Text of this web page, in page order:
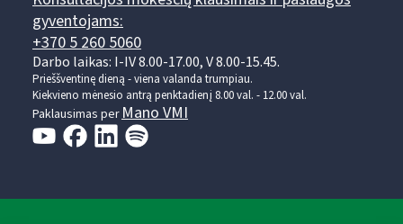
gyventojams:
+370 5 260 5060
Darbo laikas: I-IV 8.00-17.00, V 8.00-15.45.
Prieššventinę dieną - viena valanda trumpiau.
Kiekvieno mėnesio antrą penktadienį 8.00 val. - 12.00 val.
Paklausimas per Mano VMI